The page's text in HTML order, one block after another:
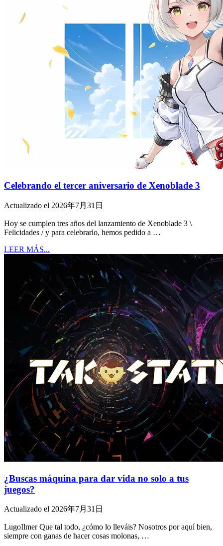
Celebrando el tercer aniversario de Xenoblade 3
Actualizado el 2026年7月31日
Hoy se cumplen tres años del lanzamiento de Xenoblade 3 \
Felicidades / y para celebrarlo, hemos pedido a …
LEER MÁS...
¿Buscas máquina para dar vida no solo a tus
juegos?
Actualizado el 2026年7月31日
LugoIlmer Que tal todo, ¿cómo lo lleváis? Nosotros por aquí bien,
siempre con ganas de hacer cosas molonas, …